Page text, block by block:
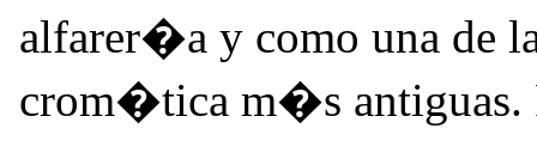
alfarer�a y como una de
crom�tica m�s antiguas.